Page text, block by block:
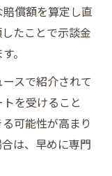
償額を算定し直
たことで示談金
。
スで紹介されて
を受けること
可能性が高まり
は、早めに専門